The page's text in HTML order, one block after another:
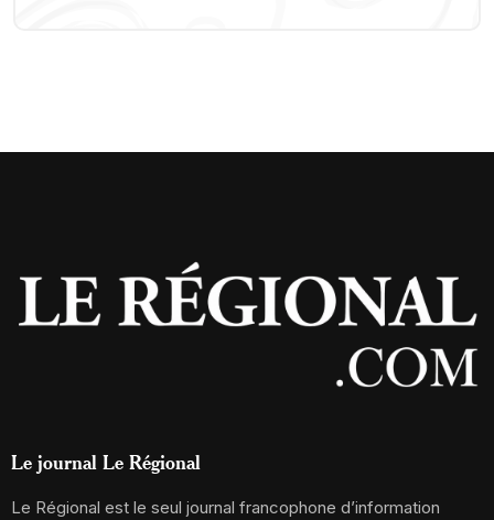
Le journal Le Régional
Le Régional est le seul journal francophone d’information